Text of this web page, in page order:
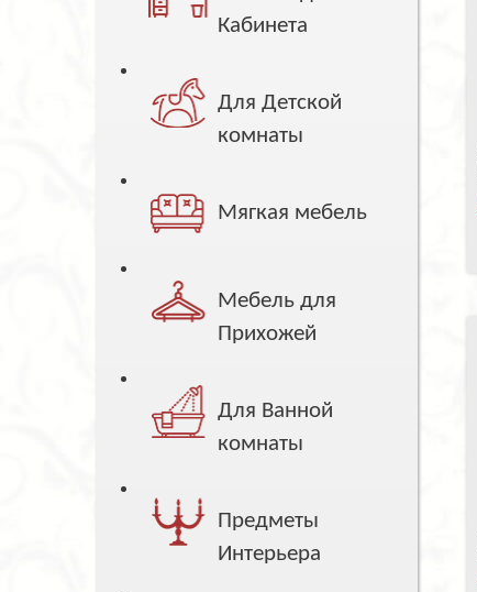
Кабинета
Для Детской
комнаты
Мягкая мебель
Мебель для
Прихожей
Для Ванной
комнаты
Предметы
Интерьера